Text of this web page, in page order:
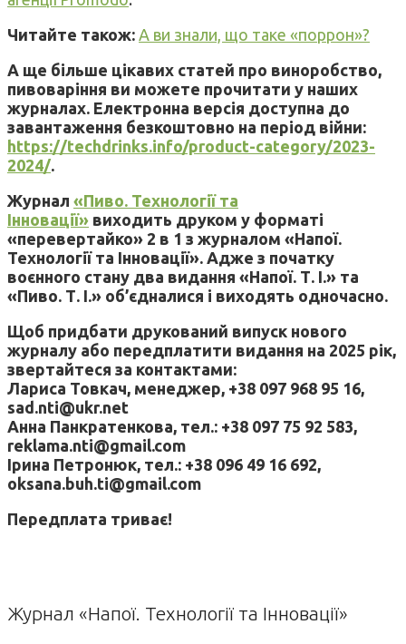
Читайте також: А ви знали, що таке «поррон»?
А ще більше цікавих статей про виноробство,
пивоваріння ви можете прочитати у наших
журналах. Електронна версія доступна до
завантаження безкоштовно на період війни:
https://techdrinks.info/product-category/2023-
2024/.
Журнал «Пиво. Технології та
Інновації» виходить друком у форматі
«перевертайко» 2 в 1 з журналом «Напої.
Технології та Інновації». Адже з початку
воєнного стану два видання «Напої. Т. І.» та
«Пиво. Т. І.» об’єдналися і виходять одночасно.
Щоб придбати друкований випуск нового
журналу або передплатити видання на 2025 рік,
звертайтеся за контактами:
Лариса Товкач, менеджер, +38 097 968 95 16,
sad.nti@ukr.net
Анна Панкратенкова, тел.: +38 097 75 92 583,
reklama.nti@gmail.com
Ірина Петронюк, тел.: +38 096 49 16 692,
oksana.buh.ti@gmail.com
Передплата триває!
Журнал «Напої. Технології та Інновації»